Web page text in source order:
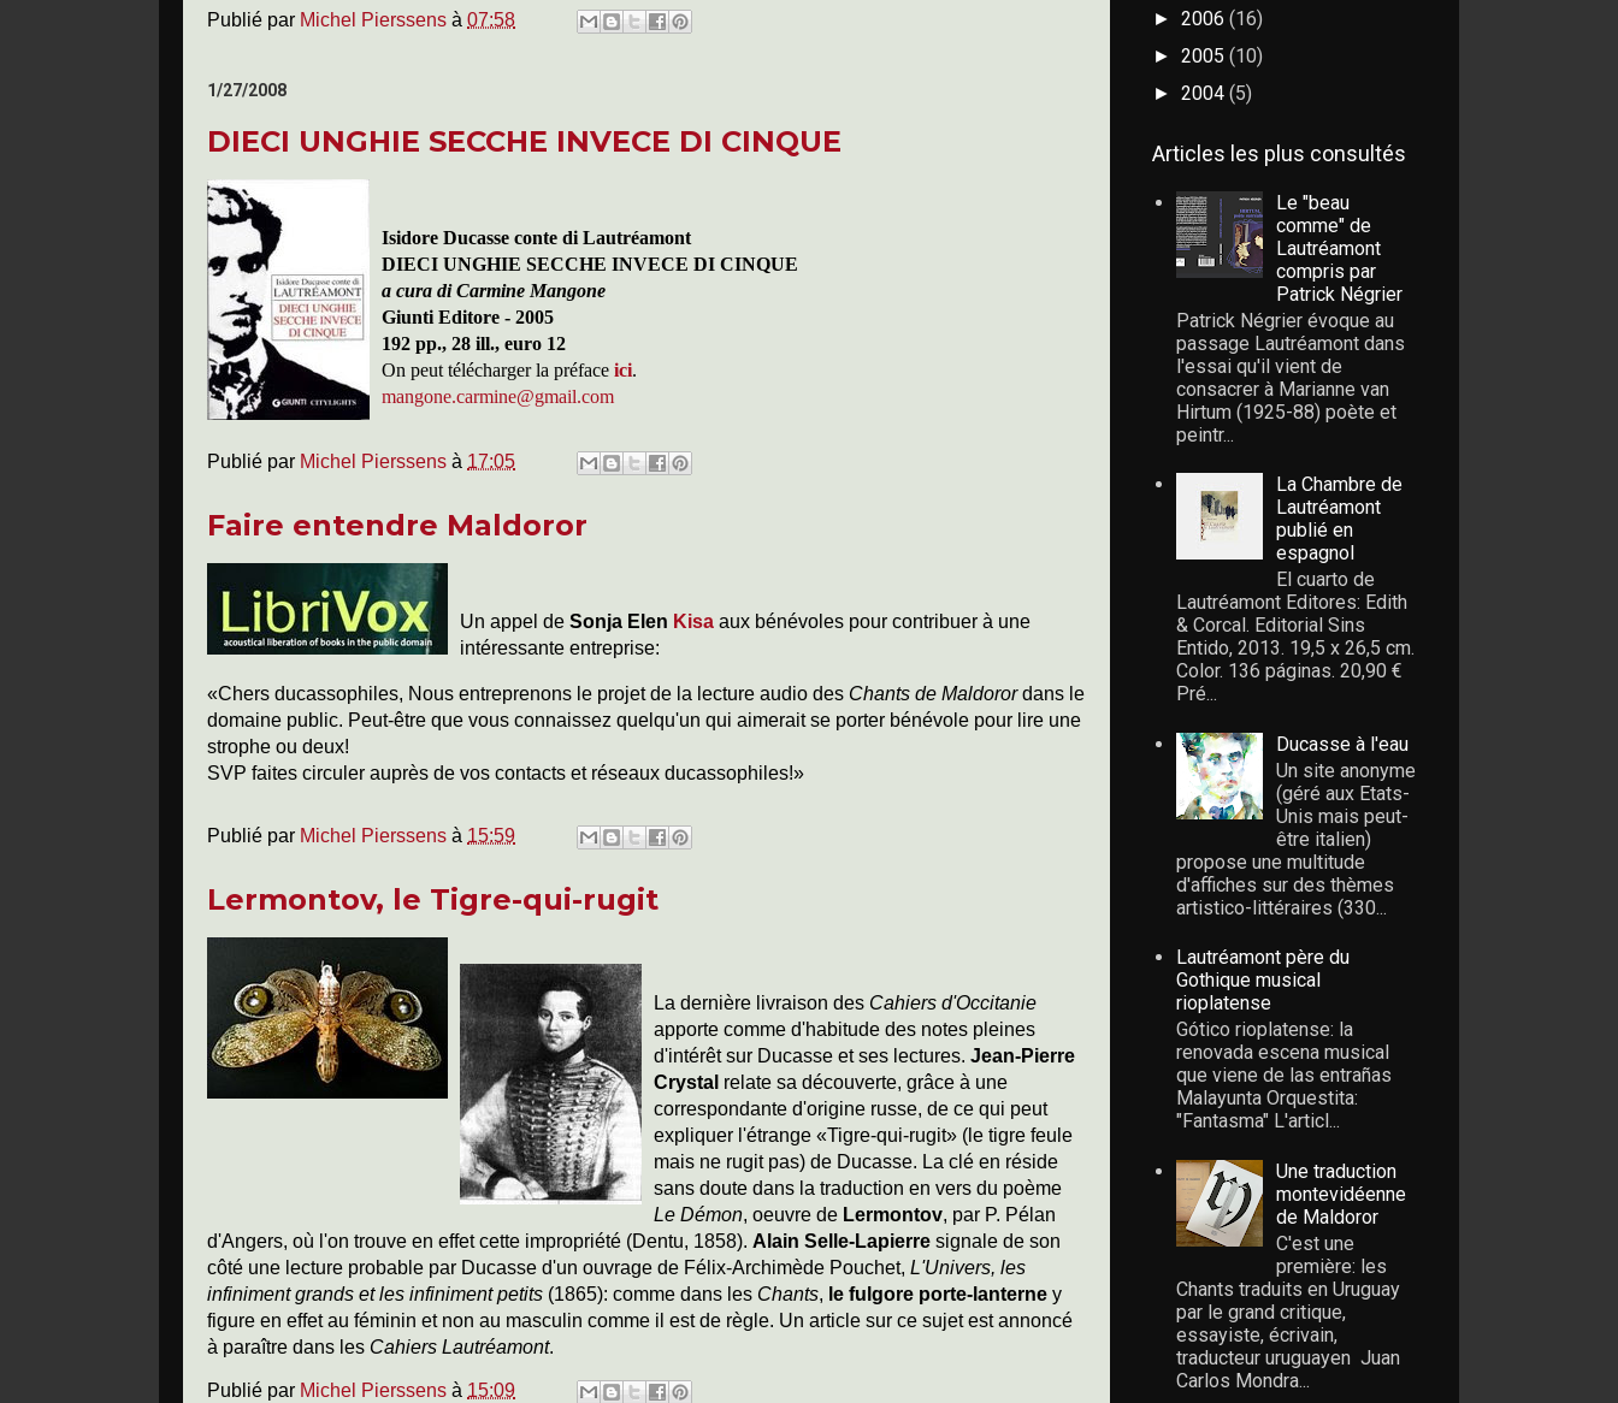
Publié par Michel Pierssens à 07:58
1/27/2008
DIECI UNGHIE SECCHE INVECE DI CINQUE
Isidore Ducasse conte di Lautréamont
DIECI UNGHIE SECCHE INVECE DI CINQUE
a cura di Carmine Mangone
Giunti Editore - 2005
192 pp., 28 ill., euro 12
On peut télécharger la préface ici.
mangone.carmine@gmail.com
Publié par Michel Pierssens à 17:05
Faire entendre Maldoror
Un appel de Sonja Elen Kisa aux bénévoles pour contribuer à une
intéressante entreprise:
«Chers ducassophiles, Nous entreprenons le projet de la lecture audio des Chants de Maldorordans le
domaine public. Peut-être que vous connaissez quelqu'un qui aimerait se porter bénévole pour lire une
strophe ou deux!
SVP faites circuler auprès de vos contacts et réseaux ducassophiles!»
Publié par Michel Pierssens à 15:59
Lermontov, le Tigre-qui-rugit
La dernière livraison des Cahiers d'Occitanie
apporte comme d'habitude des notes pleines
d'intérêt sur Ducasse et ses lectures. Jean-Pierre
Crystal relate sa découverte, grâce à une
correspondante d'origine russe, de ce qui peut
expliquer l'étrange «Tigre-qui-rugit» (le tigre feule
mais ne rugit pas) de Ducasse. La clé en réside
sans doute dans la traduction en vers du poème
Le Démon, oeuvre de Lermontov, par P. Pélan
d'Angers, où l'on trouve en effet cette impropriété (Dentu, 1858). Alain Selle-Lapierre signale de son
côté une lecture probable par Ducasse d'un ouvrage de Félix-Archimède Pouchet, L'Univers, les
infiniment grands et les infiniment petits (1865): comme dans les Chants, le fulgore porte-lanterne y
figure en effet au féminin et non au masculin comme il est de règle. Un article sur ce sujet est annoncé
à paraître dans les Cahiers Lautréamont.
Publié par Michel Pierssens à 15:09
► 2006 (16)
► 2005 (10)
► 2004 (5)
Articles les plus consultés
Le "beau
comme" de
Lautréamont
compris par
Patrick Négrier
Patrick Négrier évoque au
passage Lautréamont dans
l'essai qu'il vient de
consacrer à Marianne van
Hirtum (1925-88) poète et
peintr...
La Chambre de
Lautréamont
publié en
espagnol
El cuarto de
Lautréamont Editores: Edith
& Corcal. Editorial Sins
Entido, 2013. 19,5 x 26,5 cm.
Color. 136 páginas. 20,90 €
Pré...
Ducasse à l'eau
Un site anonyme
(géré aux Etats-
Unis mais peut-
être italien)
propose une multitude
d'affiches sur des thèmes
artistico-littéraires (330...
Lautréamont père du
Gothique musical
rioplatense
Gótico rioplatense: la
renovada escena musical
que viene de las entrañas
Malayunta Orquestita:
"Fantasma" L'articl...
Une traduction
montevidéenne
de Maldoror
C'est une
première: les
Chants traduits en Uruguay
par le grand critique,
essayiste, écrivain,
traducteur uruguayen Juan
Carlos Mondra...